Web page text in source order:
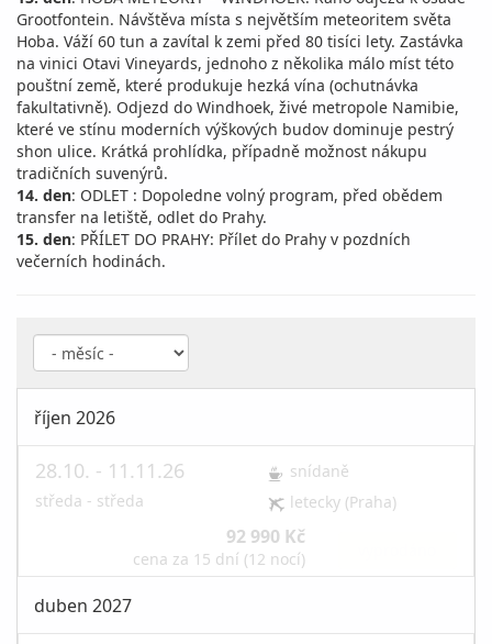
Grootfontein. Návštěva místa s největším meteoritem světa
Hoba. Váží 60 tun a zavítal k zemi před 80 tisíci lety. Zastávka
na vinici Otavi Vineyards, jednoho z několika málo míst této
pouštní země, které produkuje hezká vína (ochutnávka
fakultativně). Odjezd do Windhoek, živé metropole Namibie,
které ve stínu moderních výškových budov dominuje pestrý
shon ulice. Krátká prohlídka, případně možnost nákupu
tradičních suvenýrů.
14. den: ODLET : Dopoledne volný program, před obědem
transfer na letiště, odlet do Prahy.
15. den: PŘÍLET DO PRAHY: Přílet do Prahy v pozdních
večerních hodinách.
říjen 2026
28.10. - 11.11.26
středa - středa
snídaně
letecky (Praha)
92 990 Kč
cena za 15 dní (12 nocí)
duben 2027